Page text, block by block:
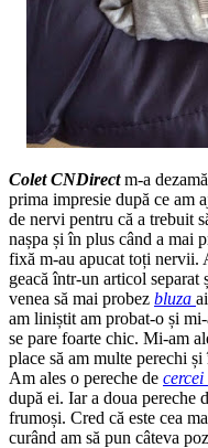
Colet CNDirectm-a
prima impresie după ce am
de nervi pentru că a trebuit
nașpa și în plus când a mai
fixă m-au apucat toți nervii.
geacă într-un articol
venea să mai probez bluza
am liniștit am probat-o și
se pare foarte chic. Mi-am
place să am multe perechi
Am ales o pereche de
după ei. Iar a doua pereche
frumoși. Cred că este cea
curând am să pun câteva